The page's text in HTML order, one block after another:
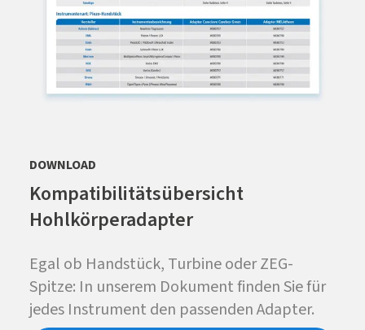
DOWNLOAD
Kompatibilitätsübersicht
Hohlkörperadapter
Egal ob Handstück, Turbine oder ZEG-
Spitze: In unserem Dokument finden Sie für
jedes Instrument den passenden Adapter.